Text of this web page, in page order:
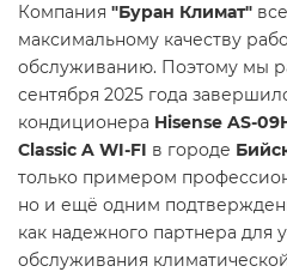
Компания "Буран Климат"
максимальному качеству
обслуживанию. Поэтому мы
сентября 2025 года
кондиционера Hisense AS-
Classic A WI-FI в городе
только примером
но и ещё одним
как надежного партнера для
обслуживания